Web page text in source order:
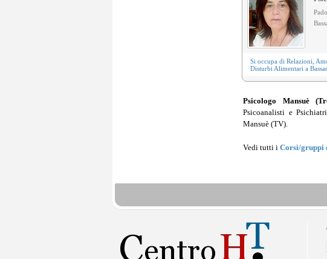
Si occupa di Relazioni,
Disturbi Alimentari a
Psicologo Mansuè
Psicoanalisti e
Mansuè (TV).
Vedi tutti i Corsi/gruppi